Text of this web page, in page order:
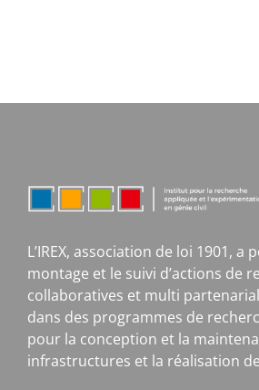
L’IREX, association de loi 1901, a
montage et le suivi d’actions de
collaboratives et multi
dans des programmes de
pour la conception et la
infrastructures et la réalisation